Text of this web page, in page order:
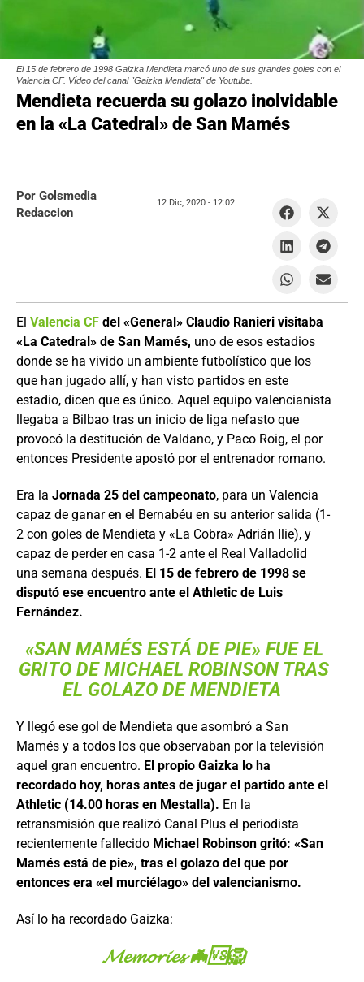
El 15 de febrero de 1998 Gaizka Mendieta marcó uno de sus grandes goles con el
Valencia CF. Vídeo del canal "Gaizka Mendieta" de Youtube.
Mendieta recuerda su golazo inolvidable
en la «La Catedral» de San Mamés
El Valencia CF del «General» Claudio Ranieri visitaba
«La Catedral» de San Mamés, uno de esos estadios
donde se ha vivido un ambiente futbolístico que los
que han jugado allí, y han visto partidos en este
estadio, dicen que es único. Aquel equipo valencianista
llegaba a Bilbao tras un inicio de liga nefasto que
provocó la destitución de Valdano, y Paco Roig, el por
entonces Presidente apostó por el entrenador romano.
Era la Jornada 25 del campeonato, para un Valencia
capaz de ganar en el Bernabéu en su anterior salida (1-
2 con goles de Mendieta y «La Cobra» Adrián Ilie), y
capaz de perder en casa 1-2 ante el Real Valladolid
una semana después. El 15 de febrero de 1998 se
disputó ese encuentro ante el Athletic de Luis
Fernández.
«SAN MAMÉS ESTÁ DE PIE» FUE EL
GRITO DE MICHAEL ROBINSON TRAS
EL GOLAZO DE MENDIETA
Y llegó ese gol de Mendieta que asombró a San
Mamés y a todos los que observaban por la televisión
aquel gran encuentro. El propio Gaizka lo ha
recordado hoy, horas antes de jugar el partido ante el
Athletic (14.00 horas en Mestalla). En la
retransmisión que realizó Canal Plus el periodista
recientemente fallecido Michael Robinson gritó: «San
Mamés está de pie», tras el golazo del que por
entonces era «el murciélago» del valencianismo.
Así lo ha recordado Gaizka:
𝓜𝓮𝓶𝓸𝓻𝓲𝓮𝓼 🦇🆚🦁
Por Golsmedia
Redaccion
12 Dic, 2020 - 12:02